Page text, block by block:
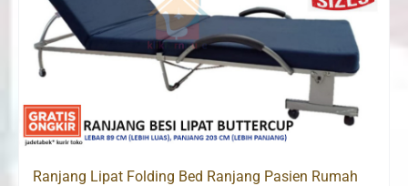
Ranjang Lipat Folding Bed Ranjang Pasien Rumah